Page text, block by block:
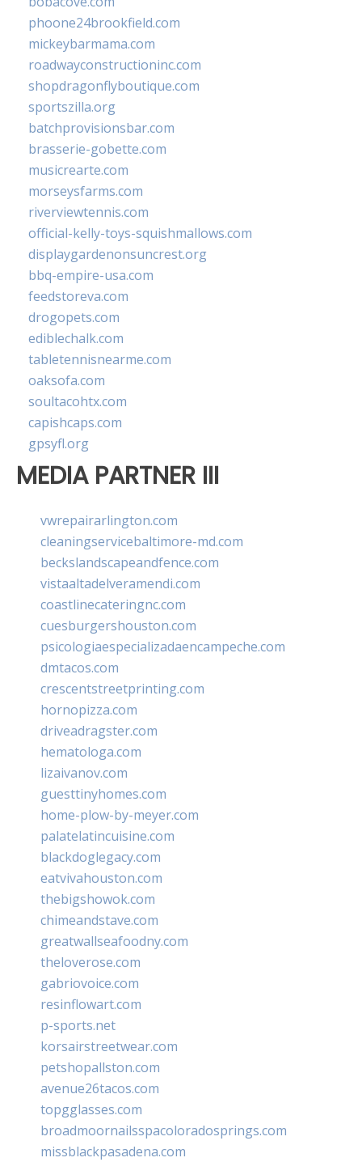
phoone24brookfield.com
mickeybarmama.com
roadwayconstructioninc.com
shopdragonflyboutique.com
sportszilla.org
batchprovisionsbar.com
brasserie-gobette.com
musicrearte.com
morseysfarms.com
riverviewtennis.com
official-kelly-toys-squishmallows.com
displaygardenonsuncrest.org
bbq-empire-usa.com
feedstoreva.com
drogopets.com
ediblechalk.com
tabletennisnearme.com
oaksofa.com
soultacohtx.com
capishcaps.com
gpsyfl.org
MEDIA PARTNER III
vwrepairarlington.com
cleaningservicebaltimore-md.com
beckslandscapeandfence.com
vistaaltadelveramendi.com
coastlinecateringnc.com
cuesburgershouston.com
psicologiaespecializadaencampeche.com
dmtacos.com
crescentstreetprinting.com
hornopizza.com
driveadragster.com
hematologa.com
lizaivanov.com
guesttinyhomes.com
home-plow-by-meyer.com
palatelatincuisine.com
blackdoglegacy.com
eatvivahouston.com
thebigshowok.com
chimeandstave.com
greatwallseafoodny.com
theloverose.com
gabriovoice.com
resinflowart.com
p-sports.net
korsairstreetwear.com
petshopallston.com
avenue26tacos.com
topgglasses.com
broadmoornailsspacoloradosprings.com
missblackpasadena.com